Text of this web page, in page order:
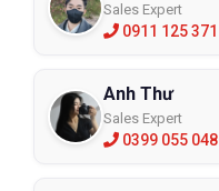
Sales Expert
0911 125 371
Anh Thư
Sales Expert
0399 055 048